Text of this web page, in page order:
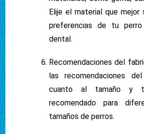
Elije el material que mejor
preferencias de tu
dental.
Recomendaciones del
las recomendaciones
cuanto al tamaño y
recomendado para
tamaños de perros.